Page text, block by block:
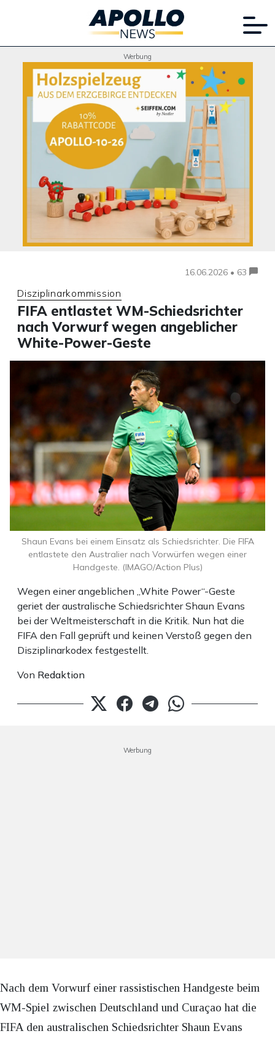
Werbung
16.06.2026 • 63
Disziplinarkommission
FIFA entlastet WM-Schiedsrichter
nach Vorwurf wegen angeblicher
White-Power-Geste
Wegen einer angeblichen „White Power“-Geste
geriet der australische Schiedsrichter Shaun Evans
bei der Weltmeisterschaft in die Kritik. Nun hat die
FIFA den Fall geprüft und keinen Verstoß gegen den
Disziplinarkodex festgestellt.
Von Redaktion
Shaun Evans bei einem Einsatz als Schiedsrichter. Die FIFA
entlastete den Australier nach Vorwürfen wegen einer
Handgeste. (IMAGO/Action Plus)
Werbung
Nach dem Vorwurf einer rassistischen Handgeste beim
WM-Spiel zwischen Deutschland und Curaçao hat die
FIFA den australischen Schiedsrichter Shaun Evans